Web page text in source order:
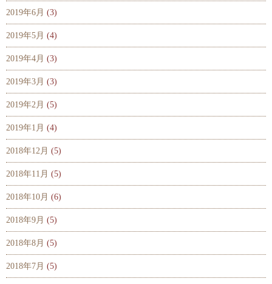
2019年6月 (3)
2019年5月 (4)
2019年4月 (3)
2019年3月 (3)
2019年2月 (5)
2019年1月 (4)
2018年12月 (5)
2018年11月 (5)
2018年10月 (6)
2018年9月 (5)
2018年8月 (5)
2018年7月 (5)